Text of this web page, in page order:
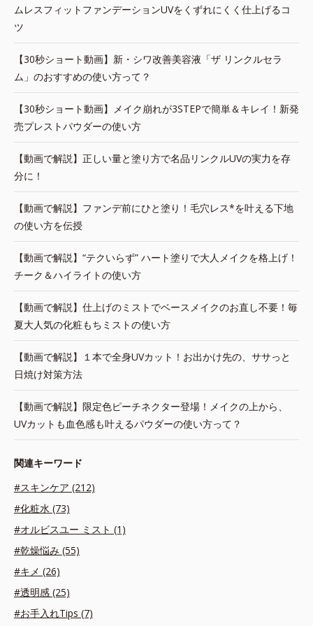
ムレスフィットファンデーションUVをくずれにくく仕上げるコ
ツ
【30秒ショート動画】新・シワ改善美容液「ザ リンクルセラ
ム」のおすすめの使い方って？
【30秒ショート動画】メイク崩れが3STEPで簡単＆キレイ！新発
売プレストパウダーの使い方
【動画で解説】正しい量と塗り方で名品リンクルUVの実力を存
分に！
【動画で解説】ファンデ前にひと塗り！毛穴レス*を叶える下地
の使い方を伝授
【動画で解説】“テクいらず” ハート塗りで大人メイクを格上げ！
チーク＆ハイライトの使い方
【動画で解説】仕上げのミストでベースメイクのお直し不要！毎
夏大人気の化粧もちミストの使い方
【動画で解説】１本で全身UVカット！お出かけ先の、ササっと
日焼け対策方法
【動画で解説】限定色ピーチネクター登場！メイクの上から、
UVカットも血色感も叶えるパウダーの使い方って？
関連キーワード
#スキンケア (212)
#化粧水 (73)
#オルビスユー ミスト (1)
#乾燥悩み (55)
#キメ (26)
#透明感 (25)
#お手入れTips (7)